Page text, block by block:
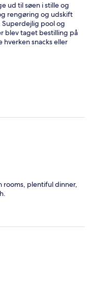
ud til søen i stille og
rengøring og udskift
pool og
blev taget bestilling på
hverken snacks eller
rooms, plentiful dinner,